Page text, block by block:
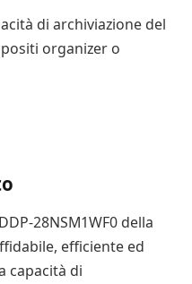
di archiviazione del
organizer o
28NSM1WF0 della
efficiente ed
capacità di